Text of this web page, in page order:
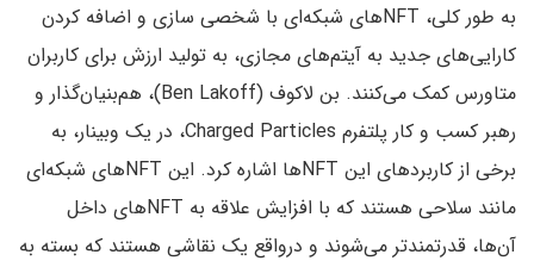
به طور کلی، NFTهای شبکه‌ای با شخصی سازی و اضافه کردن
کارایی‌های جدید به آیتم‌های مجازی، به تولید ارزش برای کاربران
متاورس کمک می‌کنند. بن لاکوف (Ben Lakoff)، هم‌بنیان‌گذار و
رهبر کسب و کار پلتفرم Charged Particles، در یک وبینار، به
برخی از کاربردهای این NFTها اشاره کرد. این NFTهای شبکه‌ای
مانند سلاحی هستند که با افزایش علاقه به NFTهای داخل
آن‌ها، قدرتمندتر می‌شوند و درواقع یک نقاشی هستند که بسته به